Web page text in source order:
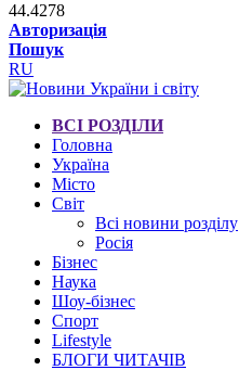
44.4278
Авторизація
Пошук
RU
ВСІ РОЗДІЛИ
Головна
Україна
Місто
Світ
Всі новини розділу
Росія
Бізнес
Наука
Шоу-бізнес
Спорт
Lifestyle
БЛОГИ ЧИТАЧІВ